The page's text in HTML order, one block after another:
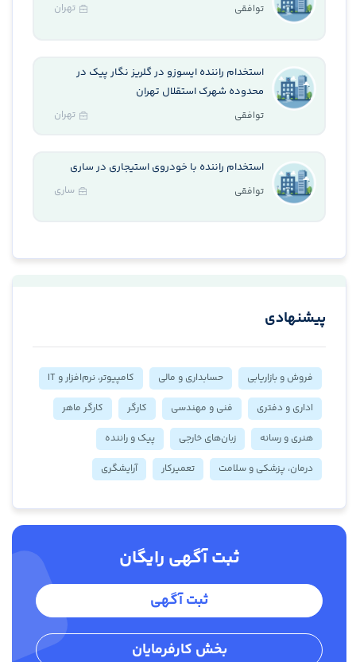
توافقی تهران
استخدام راننده ایسوزو در گلریز نگار پیک در
محدوده شهرک استقلال تهران
توافقی تهران
استخدام راننده با خودروی استیجاری در ساری
توافقی ساری
پیشنهادی
فروش و بازاریابی حسابداری و مالی
کامپیوتر، نرم‌افزار و IT
اداری و دفتری
فنی و مهندسی کارگر
کارگر ماهر
هنری و رسانه
زبان‌های خارجی
پیک و راننده
درمان، پزشکی و سلامت
تعمیرکار آرایشگری
ثبت آگهی رایگان
ثبت آگهی
بخش کارفرمایان